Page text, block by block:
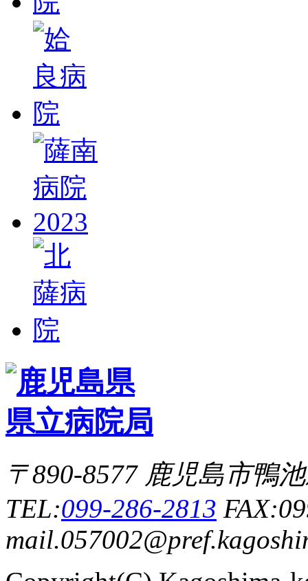
〒890-8577 鹿児島市
TEL:099-286-2813